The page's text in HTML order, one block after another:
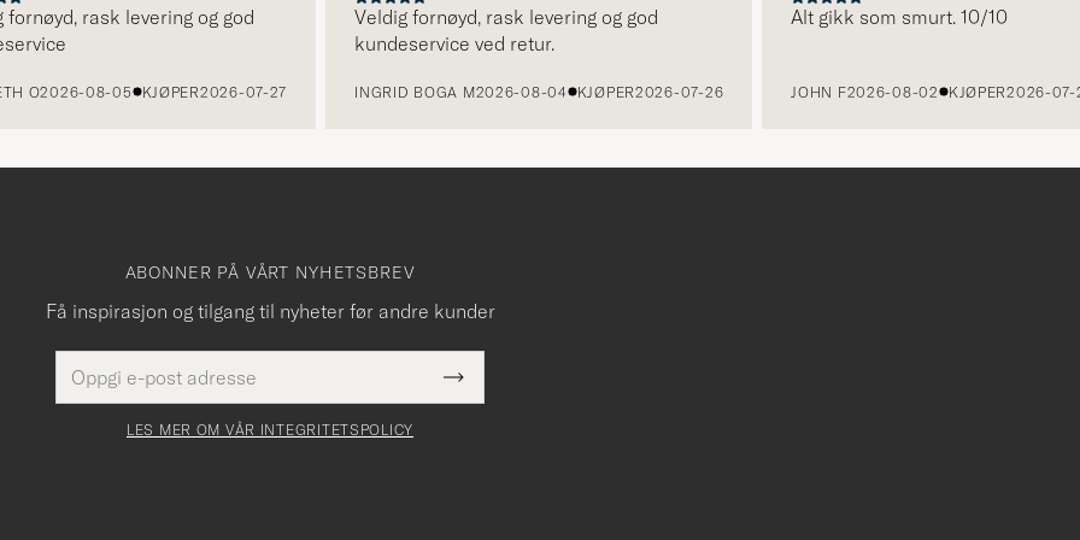
rask levering og god
2026-08-05 KJØPER2026-07-27
Veldig fornøyd, rask levering og god
kundeservice ved retur.
INGRID BOGA M2026-08-04 KJØPER2026-07-26
Alt gikk som smurt. 10/10
JOHN F2026-08-02 KJØPER2026-07-24
ABONNER PÅ VÅRT NYHETSBREV
Få inspirasjon og tilgang til nyheter før andre kunder
postadresse
Dette
felt
Submit
Newsletter
LES MER OM VÅR INTEGRITETSPOLICY